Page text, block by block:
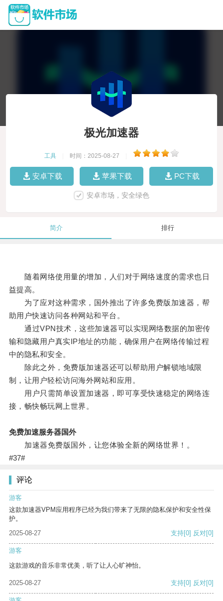
极光加速器
工具 时间：2025-08-27
安卓下载 苹果下载 PC下载
安卓市场，安全绿色
简介 排行
随着网络使用量的增加，人们对于网络速度的需求也日
益提高。
为了应对这种需求，国外推出了许多免费版加速器，帮
助用户快速访问各种网站和平台。
通过VPN技术，这些加速器可以实现网络数据的加密传
输和隐藏用户真实IP地址的功能，确保用户在网络传输过程
中的隐私和安全。
除此之外，免费版加速器还可以帮助用户解锁地域限
制，让用户轻松访问海外网站和应用。
用户只需简单设置加速器，即可享受快速稳定的网络连
接，畅快畅玩网上世界。
免费加速服务器国外
加速器免费版国外，让您体验全新的网络世界！。
#37#
评论
游客
这款加速器VPM应用程序已经为我们带来了无限的隐私保护和安全性保
护。
2025-08-27
支持[0] 反对[0]
游客
这款游戏的音乐非常优美，听了让人心旷神怡。
2025-08-27 支持[0] 反对[0]